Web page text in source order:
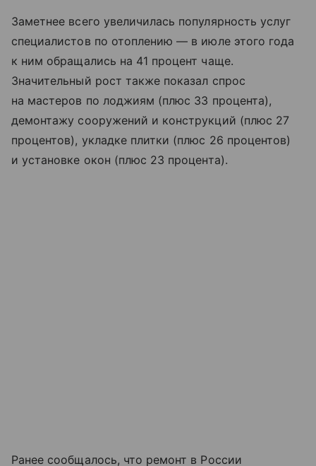
Заметнее всего увеличилась популярность услуг
специалистов по отоплению — в июле этого года
к ним обращались на 41 процент чаще.
Значительный рост также показал спрос
на мастеров по лоджиям (плюс 33 процента),
демонтажу сооружений и конструкций (плюс 27
процентов), укладке плитки (плюс 26 процентов)
и установке окон (плюс 23 процента).
Ранее сообщалось, что ремонт в России